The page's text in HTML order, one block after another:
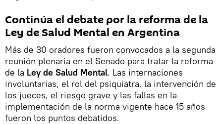
Continúa el debate por la reforma de la
Ley de Salud Mental en Argentina
Más de 30 oradores fueron convocados a la segunda
reunión plenaria en el Senado para tratar la reforma
de la Ley de Salud Mental. Las internaciones
involuntarias, el rol del psiquiatra, la intervención de
los jueces, el riesgo grave y las fallas en la
implementación de la norma vigente hace 15 años
fueron los puntos debatidos.